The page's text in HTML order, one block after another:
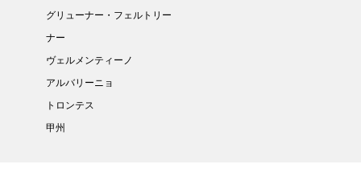
グリューナー・フェルトリー
ナー
ヴェルメンティーノ
アルバリーニョ
トロンテス
甲州